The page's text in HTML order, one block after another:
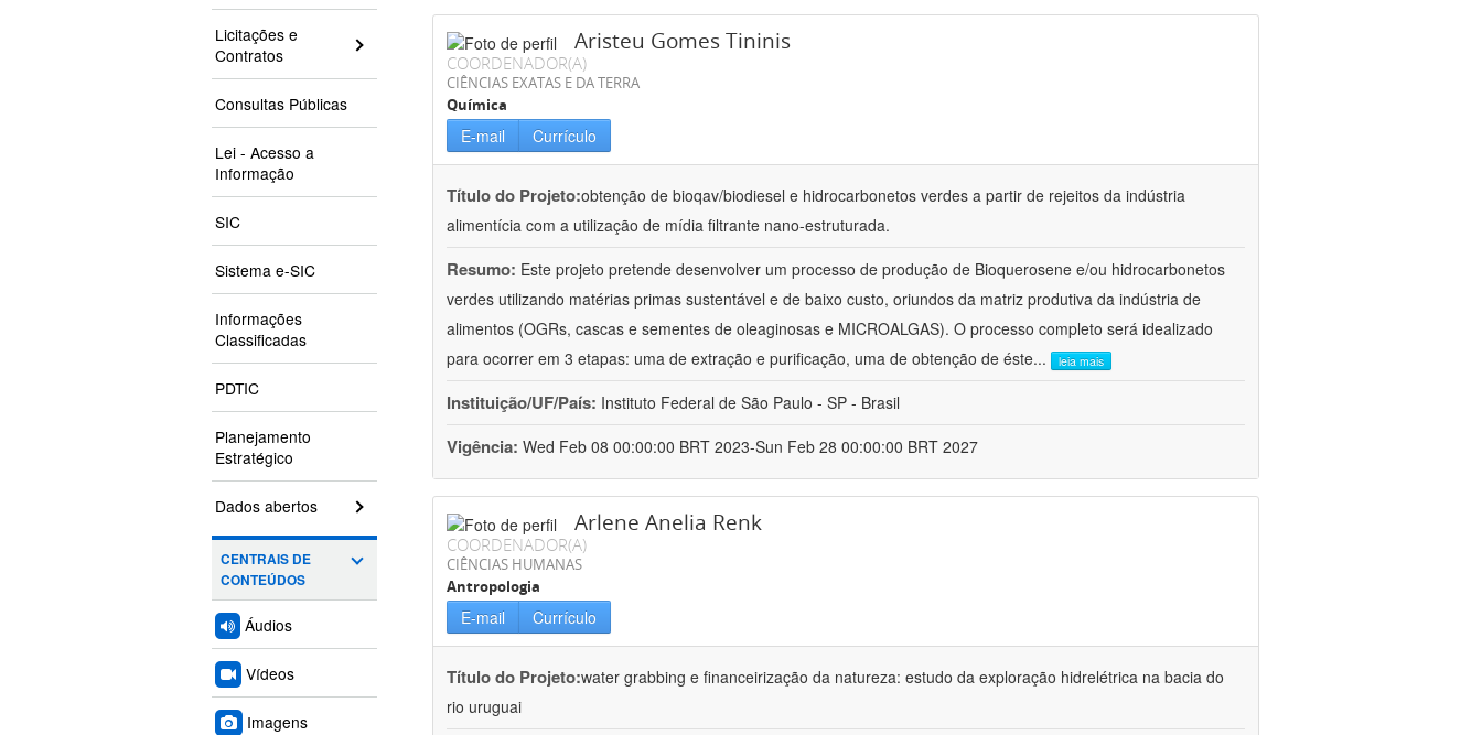
Licitações e
Contratos
Consultas Públicas
Lei - Acesso a
Informação
SIC
Sistema e-SIC
Informações
Classificadas
PDTIC
Planejamento
Estratégico
Dados abertos
CENTRAIS DE
CONTEÚDOS
Áudios
Vídeos
Imagens
Aristeu Gomes Tininis
COORDENADOR(A)
CIÊNCIAS EXATAS E DA TERRA
Química
E-mail Currículo
Título do Projeto:obtenção de bioqav/biodiesel e hidrocarbonetos verdes a partir de rejeitos da indústria
alimentícia com a utilização de mídia filtrante nano-estruturada.
Resumo: Este projeto pretende desenvolver um processo de produção de Bioquerosene e/ou hidrocarbonetos
verdes utilizando matérias primas sustentável e de baixo custo, oriundos da matriz produtiva da indústria de
alimentos (OGRs, cascas e sementes de oleaginosas e MICROALGAS). O processo completo será idealizado
para ocorrer em 3 etapas: uma de extração e purificação, uma de obtenção de éste... leia mais
Instituição/UF/País: Instituto Federal de São Paulo - SP - Brasil
Vigência: Wed Feb 08 00:00:00 BRT 2023-Sun Feb 28 00:00:00 BRT 2027
Arlene Anelia Renk
COORDENADOR(A)
CIÊNCIAS HUMANAS
Antropologia
E-mail Currículo
Título do Projeto:water grabbing e financeirização da natureza: estudo da exploração hidrelétrica na bacia do
rio uruguai